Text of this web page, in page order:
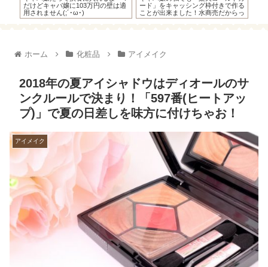
だけどキャバ嬢に103万円の壁は適
用されません(;´･ω･)
ード」をキャッシング枠付きで作る
ことが出来ました！水商売だからっ
て諦めないで！
ホーム 化粧品 アイメイク
2018年の夏アイシャドウはディオールのサ
ンクルールで決まり！「597番(ヒートアッ
プ)」で夏の日差しを味方に付けちゃお！
アイメイク